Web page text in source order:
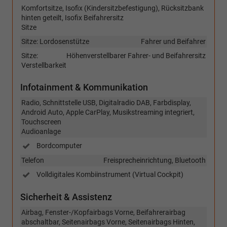
Komfortsitze, Isofix (Kindersitzbefestigung), Rücksitzbank
hinten geteilt, Isofix Beifahrersitz
Sitze
Fahrer und Beifahrer
Sitze: Lordosenstütze
Höhenverstellbarer Fahrer- und Beifahrersitz
Sitze:
Verstellbarkeit
Infotainment & Kommunikation
Radio, Schnittstelle USB, Digitalradio DAB, Farbdisplay,
Android Auto, Apple CarPlay, Musikstreaming integriert,
Touchscreen
Audioanlage
Bordcomputer
Freisprecheinrichtung, Bluetooth
Telefon
Volldigitales Kombiinstrument (Virtual Cockpit)
Sicherheit & Assistenz
Airbag, Fenster-/Kopfairbags Vorne, Beifahrerairbag
abschaltbar, Seitenairbags Vorne, Seitenairbags Hinten,